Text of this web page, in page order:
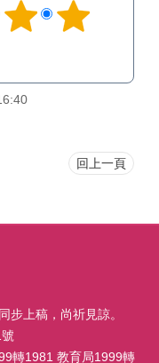
回上一頁
上稿，尚祈見諒。
轉1981 教育局1999轉